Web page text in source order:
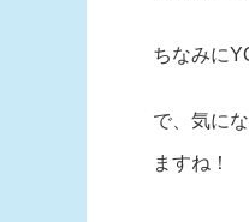
ちなみに
で、気に
ますね！